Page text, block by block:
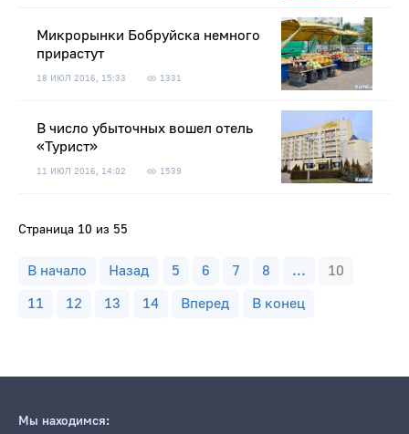
Микрорынки Бобруйска немного
прирастут
18 ИЮЛ 2016, 15:33 1331
В число убыточных вошел отель
«Турист»
11 ИЮЛ 2016, 14:02 1539
Страница 10 из 55
В начало Назад 5 6 7 8 ...
10
11
12 13 14 Вперед В конец
Мы находимся: